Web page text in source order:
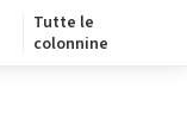
Tutte le
colonnine